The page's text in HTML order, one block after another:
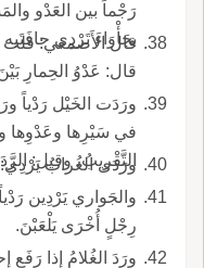
رَجْماً بين العَدْو
بجَأْوَاءَ تَرْدِي حافَتَيه المَقَانِب أَي تَعْدُو.
قال الأَصمعي: قلت
قال: عَدْوُ الحِمارِ
ورَدَت الخَيْل رَدْياً
في سَيْرِها وعَدْوِها
التَّقْريبُ، وقيل:
ورَدَى الغُرابُ
والجَواري يَرْدِين
رِجْلٍ أُخْرَى يَلْعَبْنَ.
ورَدَ الغُلامُ إذا